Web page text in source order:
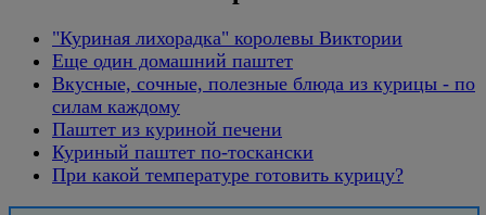
"Куриная лихорадка" королевы Виктории
Еще один домашний паштет
Вкусные, сочные, полезные блюда из курицы - по
силам каждому
Паштет из куриной печени
Куриный паштет по-тоскански
При какой температуре готовить курицу?